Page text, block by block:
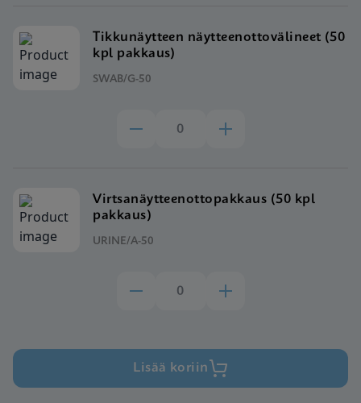
Tikkunäytteen näytteenottovälineet (50
kpl pakkaus)
SWAB/G-50
Virtsanäytteenottopakkaus (50 kpl
pakkaus)
URINE/A-50
Lisää koriin